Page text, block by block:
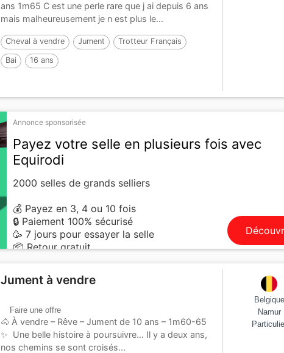
ans 1m65 C est une perle rare que j ai depuis 6 ans
mais malheureusement je n est plus le...
Cheval à vendre Jument Trotteur Français
Bai 16 ans
Annonce sponsorisée
Payez votre selle en plusieurs fois avec
Equirodi
2000 selles de grands selliers
💰 Payez en 3, 4 ou 10 fois
🔒 Paiement 100% sécurisé
🥳 7 jours pour essayer la selle
📦 Retour gratuit
Jument à vendre
Faire une offre
🐴 À vendre – Rêve – Jument de 10 ans – 1m60-65
✨ Une belle histoire à poursuivre… Il y a deux ans,
nos chemins se sont croisés...
Belgique
Namur